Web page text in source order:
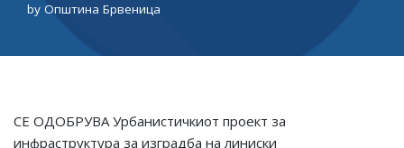
by Општина Брвеница
СЕ ОДОБРУВА Урбанистичкиот проект за
инфраструктура за изградба на линиски